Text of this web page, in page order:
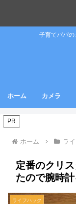
子育てパパ
ホーム カメラ
PR
ホーム ラ
定番のクリ
たので腕時
ライフハック